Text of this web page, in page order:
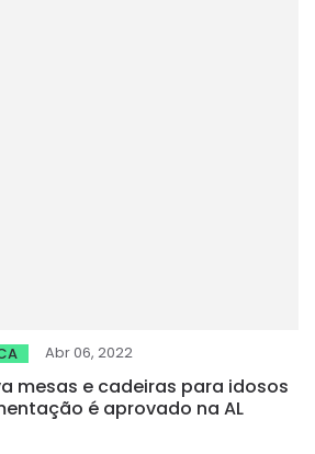
Abr 06, 2022
mesas e cadeiras para idosos
é aprovado na AL